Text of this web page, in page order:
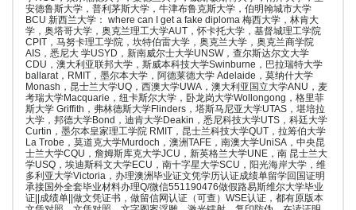
安德鲁斯大学，普利茅斯大学，牛津布鲁克斯大学，伯明翰城市大学
BCU 新西兰大学： where can I get a fake diploma 梅西大学，林肯大
学，奥塔哥大学，奥克兰理工大学AUT，怀卡托大学，基督城理工学院
CPIT，马努卡理工学院，坎特伯雷大学，奥克兰大学，奥克兰商学院
AIS，悉尼大 学USYD，新南威尔士大学UNSW，查尔斯达尔文大学
CDU，澳大利亚联邦大学，斯威本科技大学Swinburne，巴拉瑞特大学
ballarat，RMIT，墨尔本大学，阿德莱德大学 Adelaide，莫纳什大学
Monash，昆士兰大学UQ，西澳大学UWA，澳大利亚国立大学ANU，麦
考瑞大学Macquarie，纽卡斯尔大学，卧龙岗大学Wollongong，格里菲
斯大学 Griffith，弗林德斯大学Flinders，塔斯马尼亚大学UTAS，堪培拉
大学，邦德大学Bond，迪肯大学Deakin，悉尼科技大学UTS，科廷大学
Curtin，墨尔本皇家理工学院 RMIT，昆士兰科技大学QUT，拉筹伯大学
La Trobe，莫道克大学Murdoch，澳洲TAFE，南澳大学UniSA，中央昆
士兰大学CQU，詹姆斯库克大学JCU，新英格兰大学UNE，南 昆士兰大
学USQ，埃迪斯科文大学ECU，南十字星大学SCU，阳光海岸大学，维
多利亚大学Victoria，办理澳洲毕业证文凭学历认证成绩单留学回国证明
承接国外全套毕业材料办理Q/微信551190476做假路易斯维尔大学毕业
证||成绩单||做文凭证书，做留信网认证（可查）WSE认证，都有原版本